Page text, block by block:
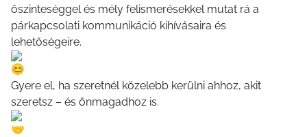
őszinteséggel és mély felismerésekkel mutat rá a
párkapcsolati kommunikáció kihívásaira és
lehetőségeire.
Gyere el, ha szeretnél közelebb kerülni ahhoz, akit
szeretsz – és önmagadhoz is.